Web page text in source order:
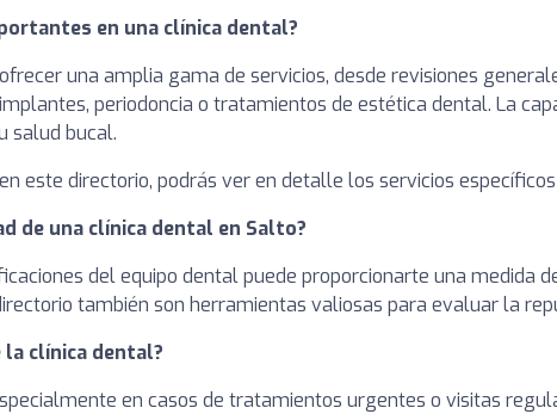
en una clínica dental?
una amplia gama de servicios, desde revisiones
periodoncia o tratamientos de estética dental. La
salud bucal.
este directorio, podrás ver en detalle los servicios
de una clínica dental en Salto?
del equipo dental puede proporcionarte una medida
también son herramientas valiosas para evaluar la
clínica dental?
en casos de tratamientos urgentes o visitas